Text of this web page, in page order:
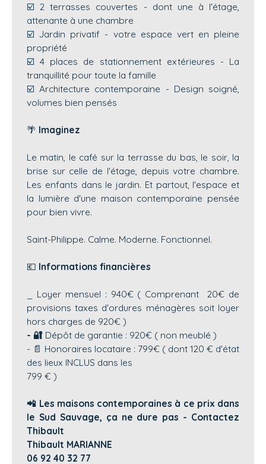
☑️ 2 terrasses couvertes - dont une à l'étage,
attenante à une chambre
☑️ Jardin privatif - votre espace vert en pleine
propriété
☑️ 4 places de stationnement extérieures - La
tranquillité pour toute la famille
☑️ Architecture contemporaine - Design soigné,
volumes bien pensés
🌴 Imaginez
Le matin, le café sur la terrasse du bas, le soir, la
brise sur celle de l'étage, depuis votre chambre.
Les enfants dans le jardin. Et partout, l'espace et
la lumière d'une maison contemporaine pensée
pour bien vivre.
Saint-Philippe. Calme. Moderne. Fonctionnel.
💶 Informations financières
_ Loyer mensuel : 940€ ( Comprenant 20€ de
provisions taxes d'ordures ménagères soit loyer
hors charges de 920€ )
- 🔐 Dépôt de garantie : 920€ ( non meublé )
- 📄 Honoraires locataire : 799€ ( dont 120 € d'état
des lieux INCLUS dans les
799 € )
📲 Les maisons contemporaines à ce prix dans
le Sud Sauvage, ça ne dure pas - Contactez
Thibault
Thibault MARIANNE
06 92 40 32 77